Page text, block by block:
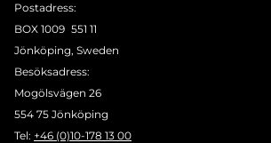
Postadress:
BOX 1009 551 11
Jönköping, Sweden
Besöksadress:
Mogölsvägen 26
554 75 Jönköping
Tel: +46 (0)10-178 13 00